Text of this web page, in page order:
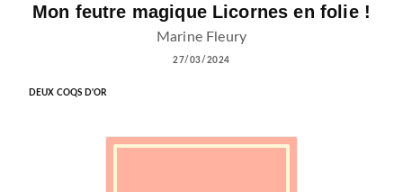
Mon feutre magique Licornes en folie !
Marine Fleury
27/03/2024
DEUX COQS D'OR